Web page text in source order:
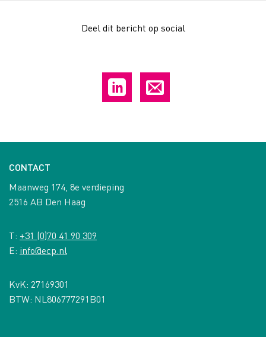
Deel dit bericht op social
CONTACT
Maanweg 174, 8e verdieping
2516 AB Den Haag
T: +31 (0)70 41 90 309
E: info@ecp.nl
KvK: 27169301
BTW: NL806777291B01